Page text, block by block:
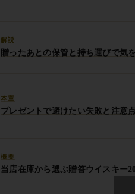
解説
贈ったあとの保管と持ち運びで気
本章
プレゼントで避けたい失敗と注意点
概要
当店在庫から選ぶ贈答ウイスキー